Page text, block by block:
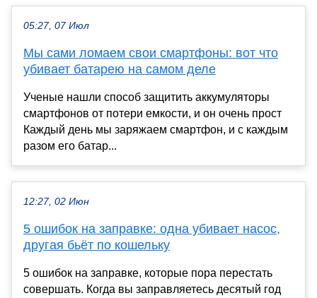
05:27, 07 Июл
Мы сами ломаем свои смартфоны: вот что
убивает батарею на самом деле
Ученые нашли способ защитить аккумуляторы
смартфонов от потери емкости, и он очень прост
Каждый день мы заряжаем смартфон, и с каждым
разом его батар...
12:27, 02 Июн
5 ошибок на заправке: одна убивает насос,
другая бьёт по кошельку
5 ошибок на заправке, которые пора перестать
совершать. Когда вы заправляетесь десятый год